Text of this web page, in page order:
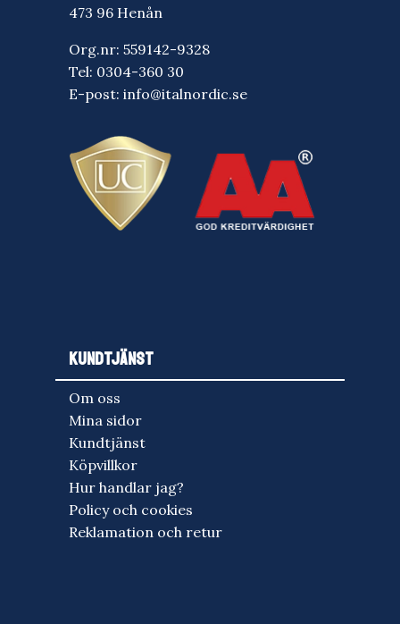
473 96 Henån
Org.nr: 559142-9328
Tel: 0304-360 30
E-post: info@italnordic.se
KUNDTJÄNST
Om oss
Mina sidor
Kundtjänst
Köpvillkor
Hur handlar jag?
Policy och cookies
Reklamation och retur